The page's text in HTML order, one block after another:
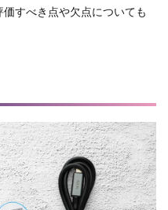
すべき点や欠点についても